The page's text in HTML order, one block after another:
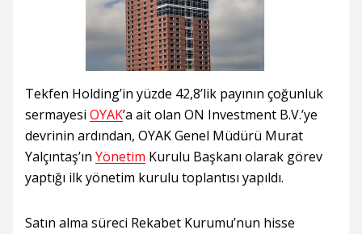
Tekfen Holding’in yüzde 42,8’lik payının çoğunluk
sermayesi OYAK’a ait olan ON Investment B.V.’ye
devrinin ardından, OYAK Genel Müdürü Murat
Yalçıntaş’ın Yönetim Kurulu Başkanı olarak görev
yaptığı ilk yönetim kurulu toplantısı yapıldı.
Satın alma süreci Rekabet Kurumu’nun hisse